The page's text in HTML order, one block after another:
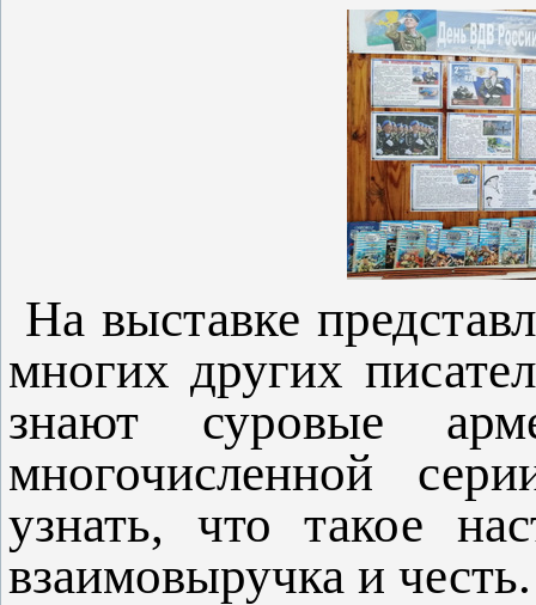
На выставке
многих других
знают суровые
многочисленной
узнать, что такое
взаимовыручка и честь.